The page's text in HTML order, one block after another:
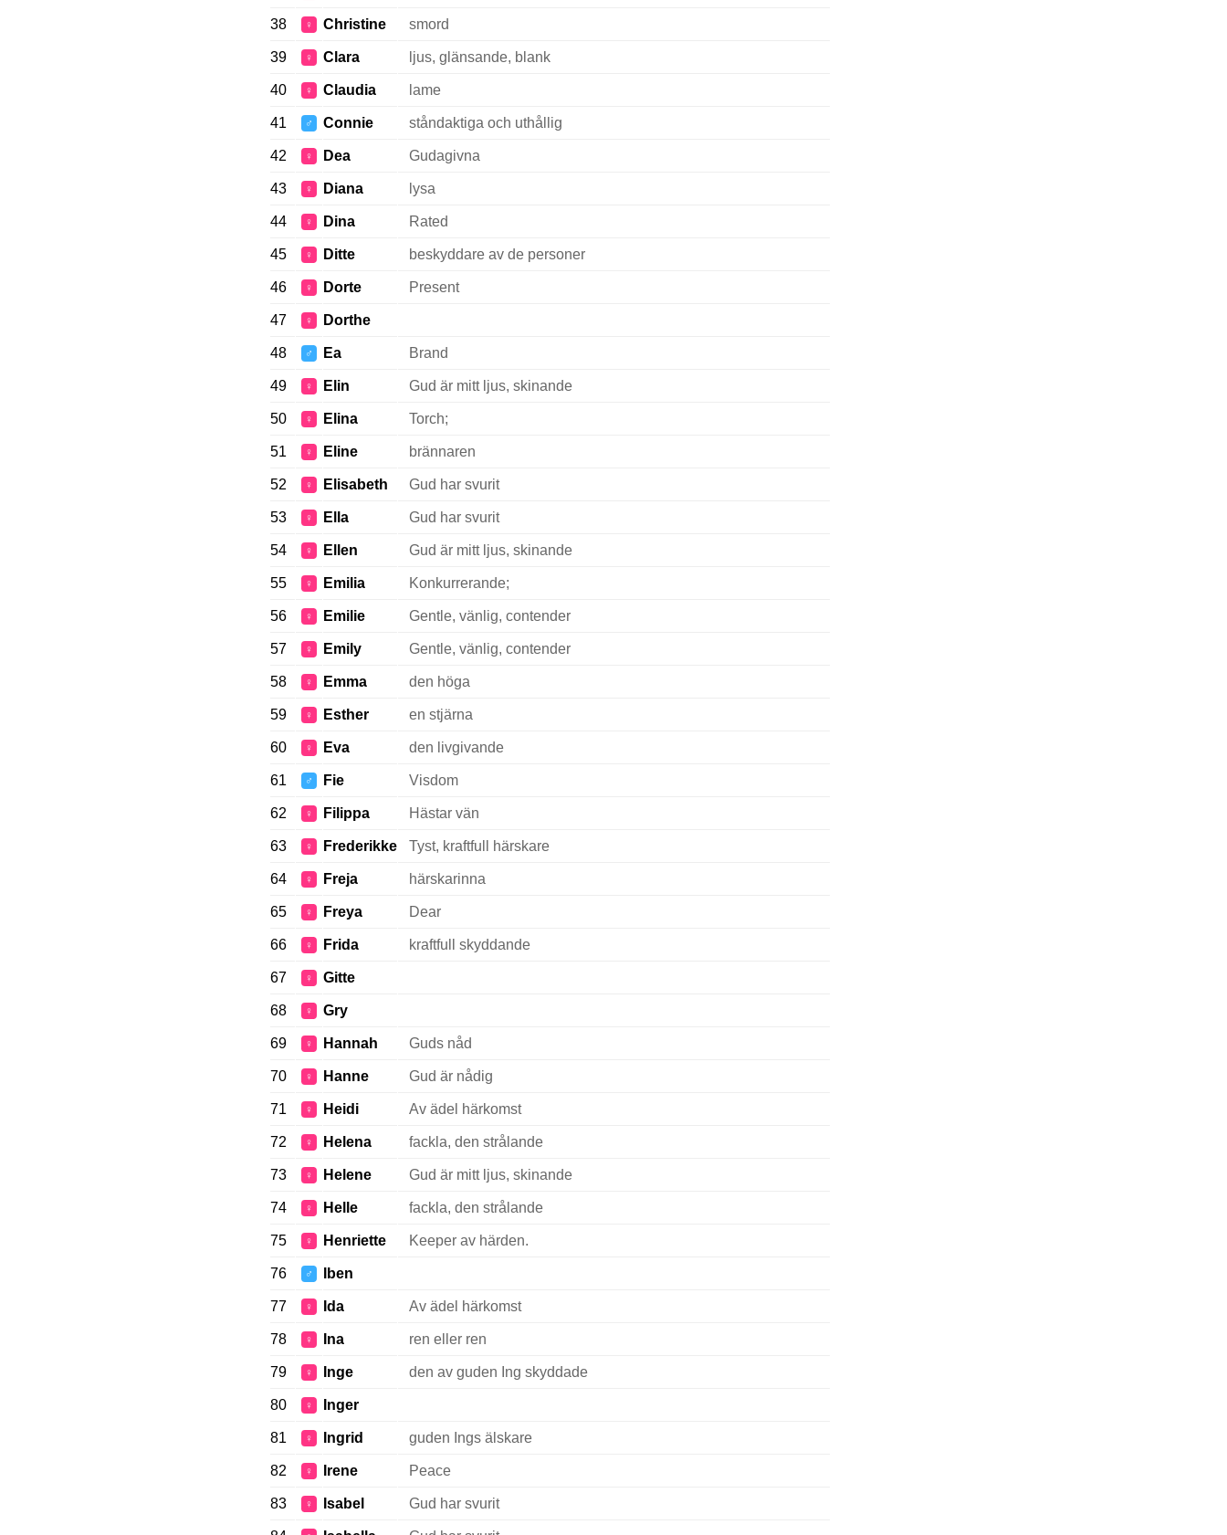
38 ♀ Christine smord
39 ♀ Clara ljus, glänsande, blank
40 ♀ Claudia lame
41 ♂ Connie ståndaktiga och uthållig
42 ♀ Dea Gudagivna
43 ♀ Diana lysa
44 ♀ Dina Rated
45 ♀ Ditte beskyddare av de personer
46 ♀ Dorte Present
47 ♀ Dorthe
48 ♂ Ea Brand
49 ♀ Elin Gud är mitt ljus, skinande
50 ♀ Elina Torch;
51 ♀ Eline brännaren
52 ♀ Elisabeth Gud har svurit
53 ♀ Ella Gud har svurit
54 ♀ Ellen Gud är mitt ljus, skinande
55 ♀ Emilia Konkurrerande;
56 ♀ Emilie Gentle, vänlig, contender
57 ♀ Emily Gentle, vänlig, contender
58 ♀ Emma den höga
59 ♀ Esther en stjärna
60 ♀ Eva den livgivande
61 ♂ Fie Visdom
62 ♀ Filippa Hästar vän
63 ♀ Frederikke Tyst, kraftfull härskare
64 ♀ Freja härskarinna
65 ♀ Freya Dear
66 ♀ Frida kraftfull skyddande
67 ♀ Gitte
68 ♀ Gry
69 ♀ Hannah Guds nåd
70 ♀ Hanne Gud är nådig
71 ♀ Heidi Av ädel härkomst
72 ♀ Helena fackla, den strålande
73 ♀ Helene Gud är mitt ljus, skinande
74 ♀ Helle fackla, den strålande
75 ♀ Henriette Keeper av härden.
76 ♂ Iben
77 ♀ Ida Av ädel härkomst
78 ♀ Ina ren eller ren
79 ♀ Inge den av guden Ing skyddade
80 ♀ Inger
81 ♀ Ingrid guden Ings älskare
82 ♀ Irene Peace
83 ♀ Isabel Gud har svurit